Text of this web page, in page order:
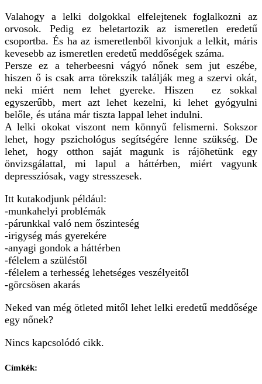
Valahogy a lelki dolgokkal elfelejtenek foglalkozni az
orvosok. Pedig ez beletartozik az ismeretlen eredetű
csoportba. És ha az ismeretlenből kivonjuk a lelkit, máris
kevesebb az ismeretlen eredetű meddőségek száma.
Persze ez a teherbeesni vágyó nőnek sem jut eszébe,
hiszen ő is csak arra törekszik találják meg a szervi okát,
neki miért nem lehet gyereke. Hiszen ez sokkal
egyszerűbb, mert azt lehet kezelni, ki lehet gyógyulni
belőle, és utána már tiszta lappal lehet indulni.
A lelki okokat viszont nem könnyű felismerni. Sokszor
lehet, hogy pszichológus segítségére lenne szükség. De
lehet, hogy otthon saját magunk is rájöhetünk egy
önvizsgálattal, mi lapul a háttérben, miért vagyunk
depressziósak, vagy stresszesek.
Itt kutakodjunk például:
-munkahelyi problémák
-párunkkal való nem őszinteség
-irigység más gyerekére
-anyagi gondok a háttérben
-félelem a szüléstől
-félelem a terhesség lehetséges veszélyeitől
-görcsösen akarás
Neked van még ötleted mitől lehet lelki eredetű meddősége
egy nőnek?
Nincs kapcsolódó cikk.
Címkék: